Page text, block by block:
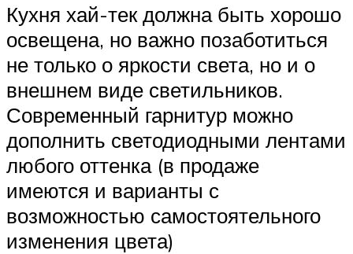
Кухня хай-тек должна быть хорошо
освещена, но важно позаботиться
не только о яркости света, но и о
внешнем виде светильников.
Современный гарнитур можно
дополнить светодиодными лентами
любого оттенка (в продаже
имеются и варианты с
возможностью самостоятельного
изменения цвета)